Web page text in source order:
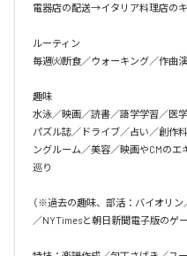
電器店の配送→イタリア料理店の
ルーティン
毎週㈫断食／ウォーキング／作曲
趣味
水泳／映画／読書／語学学習／医
パズル誌／ドライブ／占い／創作
ングルーム／美容／映画やCMの
巡り
（※過去の趣味、部活：バイオリ
／NYTimesと朝日新聞電子版のゲー